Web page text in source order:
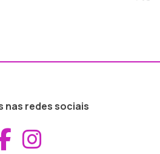
nas redes sociais
Aceder ao